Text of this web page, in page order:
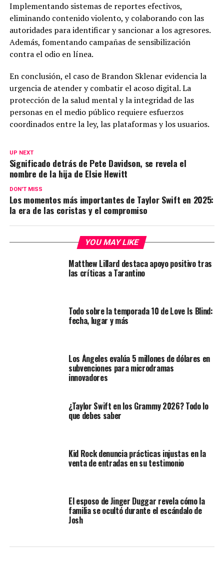
Implementando sistemas de reportes efectivos,
eliminando contenido violento, y colaborando con las
autoridades para identificar y sancionar a los agresores.
Además, fomentando campañas de sensibilización
contra el odio en línea.
En conclusión, el caso de Brandon Sklenar evidencia la
urgencia de atender y combatir el acoso digital. La
protección de la salud mental y la integridad de las
personas en el medio público requiere esfuerzos
coordinados entre la ley, las plataformas y los usuarios.
UP NEXT
Significado detrás de Pete Davidson, se revela el
nombre de la hija de Elsie Hewitt
DON'T MISS
Los momentos más importantes de Taylor Swift en 2025:
la era de las coristas y el compromiso
YOU MAY LIKE
Matthew Lillard destaca apoyo positivo tras
las críticas a Tarantino
Todo sobre la temporada 10 de Love Is Blind:
fecha, lugar y más
Los Ángeles evalúa 5 millones de dólares en
subvenciones para microdramas
innovadores
¿Taylor Swift en los Grammy 2026? Todo lo
que debes saber
Kid Rock denuncia prácticas injustas en la
venta de entradas en su testimonio
El esposo de Jinger Duggar revela cómo la
familia se ocultó durante el escándalo de
Josh